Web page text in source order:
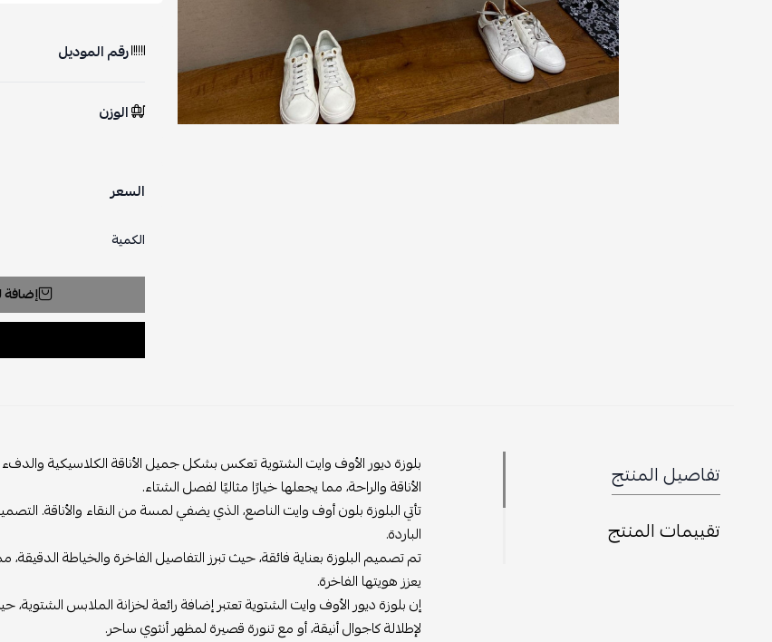
رقم الموديل
الوزن
السعر
الكمية
إضافة
تفاصيل المنتج
تقييمات المنتج
بلوزة ديور الأوف وايت الشتوية تعكس بشكل جميل الأناقة الكلاسيكية والدفء
الأناقة والراحة، مما يجعلها خيارًا مثاليًا لفصل الشتاء.
تأتي البلوزة بلون أوف وايت الناصع، الذي يضفي لمسة من النقاء والأناقة.
الباردة.
تم تصميم البلوزة بعناية فائقة، حيث تبرز التفاصيل الفاخرة والخياطة الدقيقة،
يعزز هويتها الفاخرة.
إن بلوزة ديور الأوف وايت الشتوية تعتبر إضافة رائعة لخزانة الملابس
لإطلالة كاجوال أنيقة، أو مع تنورة قصيرة لمظهر أنثوي ساحر.